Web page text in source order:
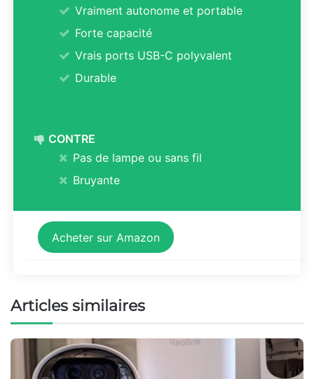
Vraiment autonome et portable
Forte capacité
Vrais ports USB-C polyvalent
Durable
CONTRE
Pas de lampe ou sans fil
Bruyante
Acheter sur Amazon
Articles similaires